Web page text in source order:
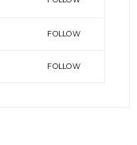
FOLLOW
FOLLOW